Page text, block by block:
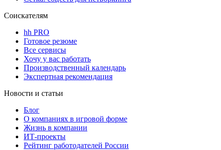
Соискателям
hh PRO
Готовое резюме
Все сервисы
Хочу у вас работать
Производственный календарь
Экспертная рекомендация
Новости и статьи
Блог
О компаниях в игровой форме
Жизнь в компании
ИТ-проекты
Рейтинг работодателей России